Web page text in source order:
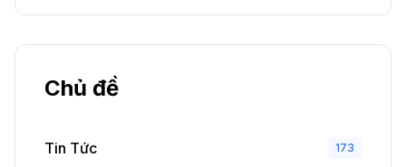
Chủ đề
Tin Tức 173